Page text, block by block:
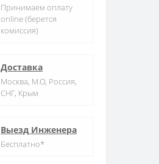
Принимаем оплату
online (берется
комиссия)
Доставка
Москва, М.О, Россия,
СНГ, Крым
Выезд Инженера
Бесплатно*